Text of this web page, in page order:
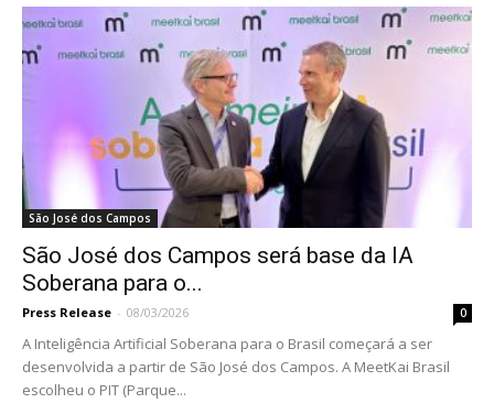
São José dos Campos
São José dos Campos será base da IA
Soberana para o...
Press Release - 08/03/2026 0
A Inteligência Artificial Soberana para o Brasil começará a ser
desenvolvida a partir de São José dos Campos. A MeetKai Brasil
escolheu o PIT (Parque...